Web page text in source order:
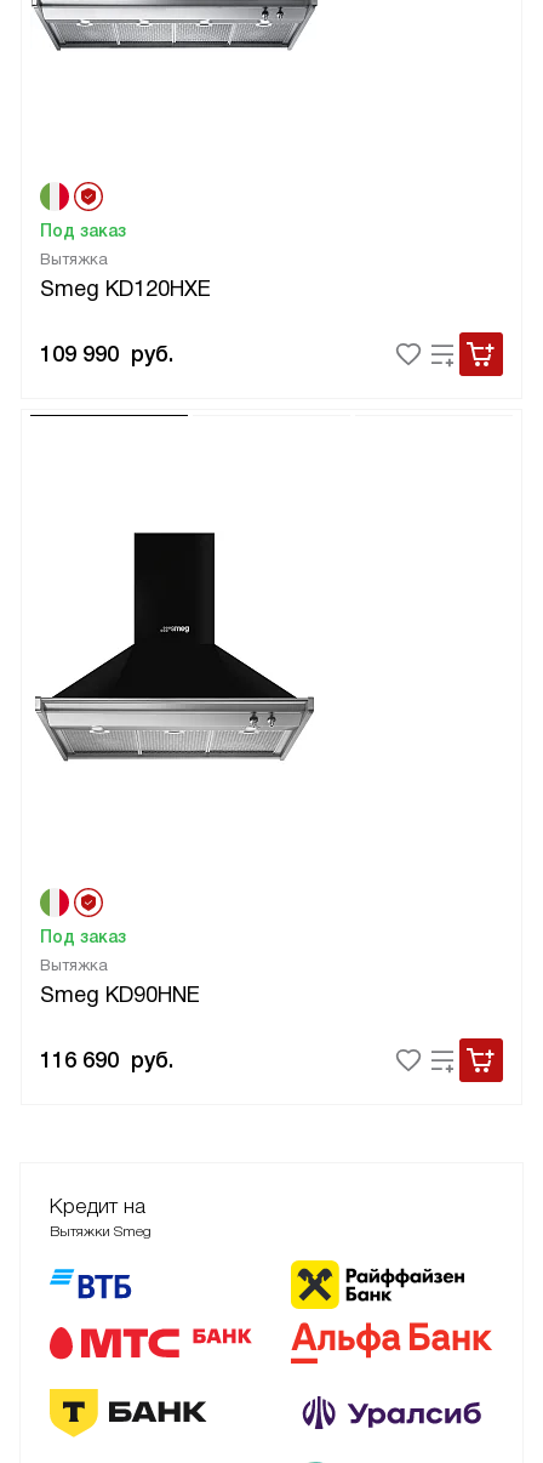
Вытяжка
Smeg KD120HXE
Под заказ
109 990 руб.
Вытяжка
Smeg KD90HNE
Под заказ
116 690 руб.
Кредит на
Вытяжки Smeg